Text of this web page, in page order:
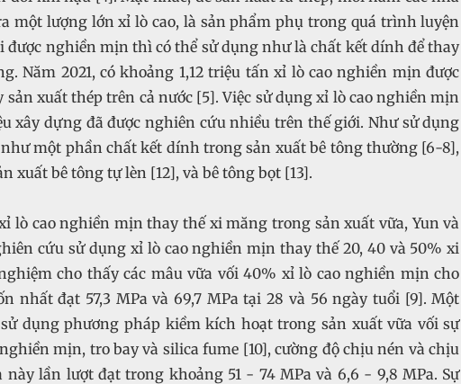
một lượng lớn xỉ lò cao, là sản phẩm phụ trong quá trình luyện
được nghiền mịn thì có thể sử dụng như là chất kết dính để thay
Năm 2021, có khoảng 1,12 triệu tấn xỉ lò cao nghiền mịn được
sản xuất thép trên cả nước [5]. Việc sử dụng xỉ lò cao nghiền mịn
xây dựng đã được nghiên cứu nhiều trên thế giới. Như sử dụng
một phần chất kết dính trong sản xuất bê tông thường [6-8],
xuất bê tông tự lèn [12], và bê tông bọt [13].
lò cao nghiền mịn thay thế xi măng trong sản xuất vữa, Yun và
cứu sử dụng xỉ lò cao nghiền mịn thay thế 20, 40 và 50% xi
cho thấy các mâu vữa vối 40% xỉ lò cao nghiền mịn cho
nhất đạt 57,3 MPa và 69,7 MPa tại 28 và 56 ngày tuổi [9]. Một
dụng phương pháp kiềm kích hoạt trong sản xuất vữa vối sự
mịn, tro bay và silica fume [10], cường độ chịu nén và chịu
này lần lượt đạt trong khoảng 51 - 74 MPa và 6,6 - 9,8 MPa. Sự